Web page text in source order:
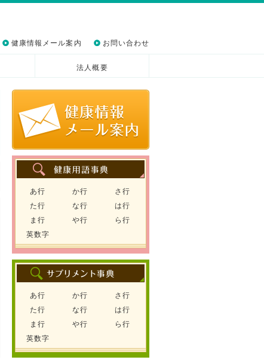
健康情報メール案内 お問い合わせ
法人概要
あ行 か行
さ行
た行
な行
は行
ま行
や行
ら行
英数字
あ行 か行
さ行
た行
な行
は行
ま行
や行
ら行
英数字